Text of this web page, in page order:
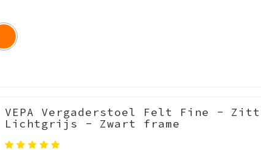
VEPA Vergaderstoel Felt Fine -
Lichtgrijs - Zwart frame